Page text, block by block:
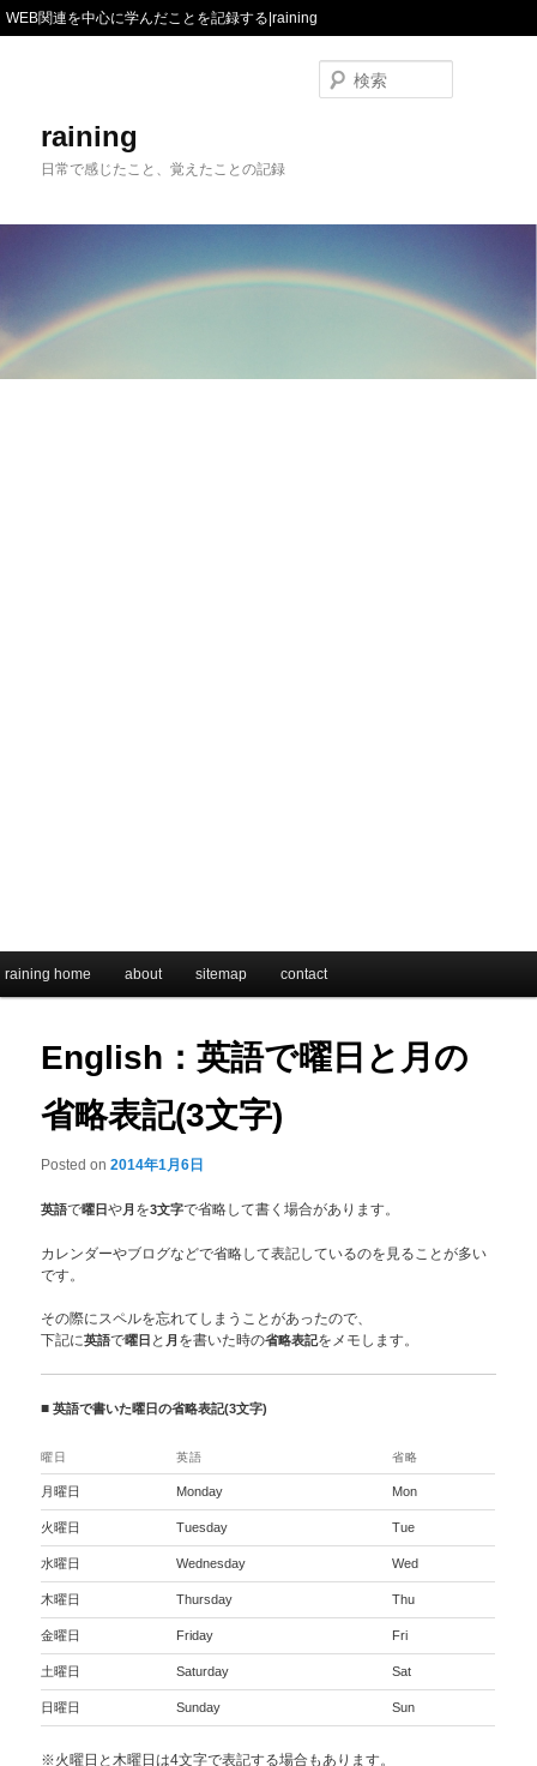
WEB関連を中心に学んだことを記録する|raining
raining
日常で感じたこと、覚えたことの記録
メインコンテンツへ移動
サブコンテンツへ移動
raining home about sitemap contact
English：英語で曜日と月の
省略表記(3文字)
Posted on2014年1月6日
英語で曜日や月 を3文字で省略して書く場合があります。
カレンダーやブログなどで省略して表記しているのを見ることが多い
です。
その際にスペルを忘れてしまうことがあったので、
下記に英語で曜日 と 月 を書いた時の省略表記をメモします。
■英語で書いた曜日の省略表記(3文字)
曜日 英語 省略
月曜日 Monday Mon
火曜日 Tuesday Tue
水曜日 Wednesday Wed
木曜日 Thursday Thu
金曜日 Friday Fri
土曜日 Saturday Sat
日曜日 Sunday Sun
※火曜日と木曜日は4文字で表記する場合もあります。